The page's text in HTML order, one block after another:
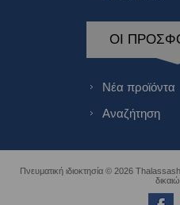
ΟΙ
Νέα προϊόντα
Αναζήτηση
Πνευματική ιδιοκτησία © 2026